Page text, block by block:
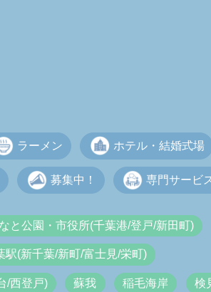
ラーメン ホテル・結婚式場
募集中！ 専門サービ
と公園・市役所(千葉港/登戸/新田町)
駅(新千葉/新町/富士見/栄町)
/西登戸) 蘇我 稲毛海岸 検